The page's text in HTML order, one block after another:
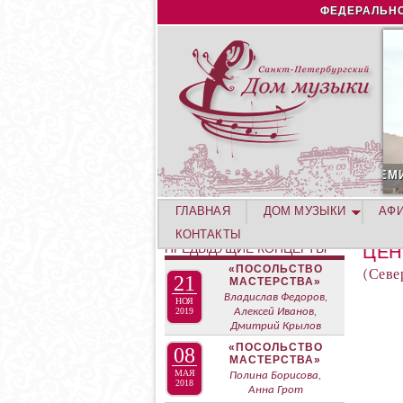
КОНЦЕРТ ЛЕТНЕЙ АКАДЕМИИ. РОЗА ХУТОР
ГЛАВНАЯ ДОМ МУЗЫКИ
КОНТАКТЫ
ПРЕДЫДУЩИЕ КОНЦЕРТЫ
21
НОЯ
2019
«ПОСОЛЬСТВО
МАСТЕРСТВА»
Владислав Федоров,
Алексей Иванов,
Дмитрий Крылов
08
МАЯ
2018
«ПОСОЛЬСТВО
МАСТЕРСТВА»
Полина Борисова,
Анна Грот